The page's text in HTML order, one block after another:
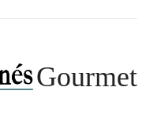
Gourmet